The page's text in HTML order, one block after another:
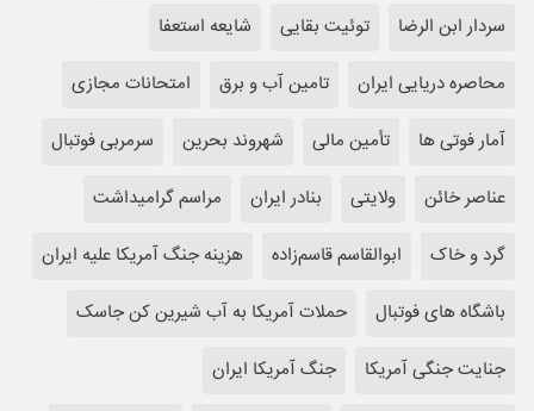
ابوالقاسم قاسم‌زاده
هزینه جنگ آمریکا علیه ایران
باشگاه های فوتبال
حملات آمریکا به آب شیرین کن جاسک
جنایت جنگی آمریکا
جنگ آمریکا ایران
سردار ابن الرضا توئیت بقایی شایعه استعفا
محاصره دریایی ایران تامین آب و برق امتحانات مجازی
آمار فوتی ها تأمین مالی شهروند بحرین
سرمربی فوتبال
عناصر خائن
ولایتی بنادر ایران مراسم گرامیداشت
گرد و خاک